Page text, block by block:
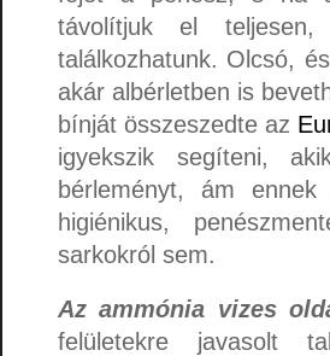
távolítjuk el
találkozhatunk. Olcsó,
akár albérletben is
bínját összeszedte az
igyekszik segíteni,
bérleményt, ám
higiénikus,
sarkokról sem.
Az ammónia vizes
felületekre javasolt